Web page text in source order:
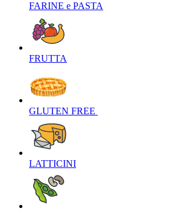
FARINE e PASTA‎
FRUTTA‎
GLUTEN FREE ‎
LATTICINI‎